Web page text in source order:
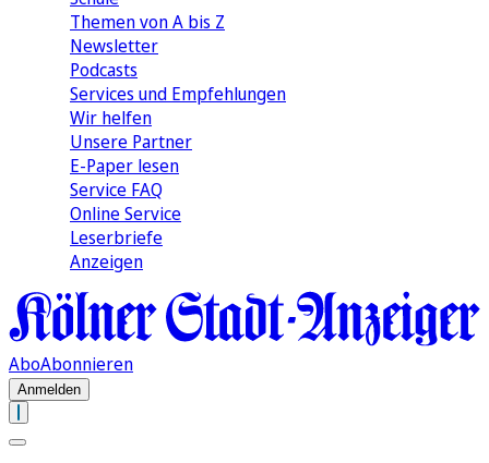
Themen von A bis Z
Newsletter
Podcasts
Services und Empfehlungen
Wir helfen
Unsere Partner
E-Paper lesen
Service FAQ
Online Service
Leserbriefe
Anzeigen
AboAbonnieren
Anmelden